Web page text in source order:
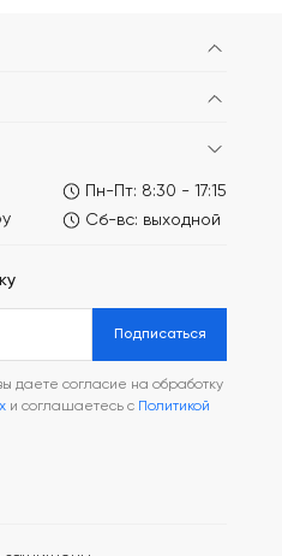
Пн-Пт: 8:30 - 17:15
Сб-вс: выходной
Подписаться
даете согласие на обработку
и соглашаетесь с Политикой